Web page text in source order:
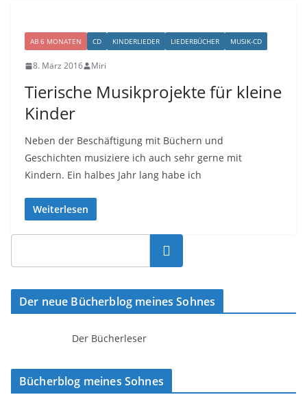
AB 6 MONATEN CD KINDERLIEDER LIEDERBÜCHER MUSIK-CD
8. März 2016 Miri
Tierische Musikprojekte für kleine
Kinder
Neben der Beschäftigung mit Büchern und
Geschichten musiziere ich auch sehr gerne mit
Kindern. Ein halbes Jahr lang habe ich
Weiterlesen
Suchen
Der neue Bücherblog meines Sohnes
Der Bücherleser
Bücherblog meines Sohnes